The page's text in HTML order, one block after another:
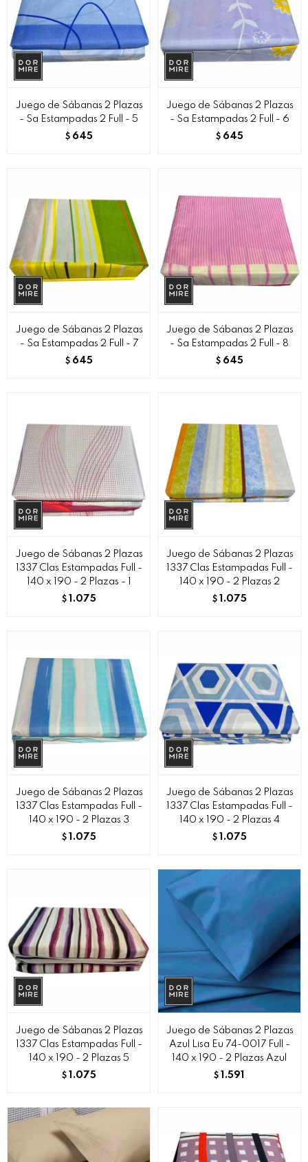
Juego de Sábanas 2 Plazas
- Sa Estampadas 2 Full - 5
$ 645
Juego de Sábanas 2 Plazas
- Sa Estampadas 2 Full - 6
$ 645
Juego de Sábanas 2 Plazas
- Sa Estampadas 2 Full - 7
$ 645
Juego de Sábanas 2 Plazas
- Sa Estampadas 2 Full - 8
$ 645
Juego de Sábanas 2 Plazas
1337 Clas Estampadas Full -
140 x 190 - 2 Plazas - 1
$ 1.075
Juego de Sábanas 2 Plazas
1337 Clas Estampadas Full -
140 x 190 - 2 Plazas 2
$ 1.075
Juego de Sábanas 2 Plazas
1337 Clas Estampadas Full -
140 x 190 - 2 Plazas 3
$ 1.075
Juego de Sábanas 2 Plazas
1337 Clas Estampadas Full -
140 x 190 - 2 Plazas 4
$ 1.075
Juego de Sábanas 2 Plazas
1337 Clas Estampadas Full -
140 x 190 - 2 Plazas 5
$ 1.075
Juego de Sábanas 2 Plazas
Azul Lisa Eu 74-0017 Full -
140 x 190 - 2 Plazas Azul
$ 1.591